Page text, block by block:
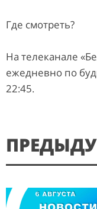
Где смотреть?
На телеканале
ежедневно по
22:45.